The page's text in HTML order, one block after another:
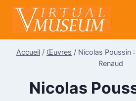
Aller
contenu
Accueil / Œuvres / Nicolas Poussin
Renaud
Nicolas